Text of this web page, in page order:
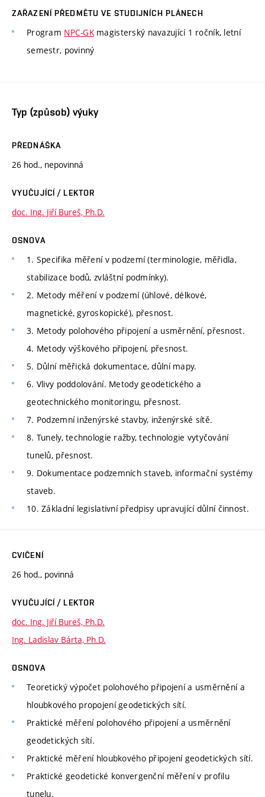
ZAŘAZENÍ PŘEDMĚTU VE STUDIJNÍCH PLÁNECH
Program NPC-GKmagisterský navazující 1 ročník, letní
semestr, povinný
Typ (způsob) výuky
PŘEDNÁŠKA
26 hod., nepovinná
VYUČUJÍCÍ / LEKTOR
doc. Ing. Jiří Bureš, Ph.D.
OSNOVA
1. Specifika měření v podzemí (terminologie, měřidla,
stabilizace bodů, zvláštní podmínky).
2. Metody měření v podzemí (úhlové, délkové,
magnetické, gyroskopické), přesnost.
3. Metody polohového připojení a usměrnění, přesnost.
4. Metody výškového připojení, přesnost.
5. Důlní měřická dokumentace, důlní mapy.
6. Vlivy poddolování. Metody geodetického a
geotechnického monitoringu, přesnost.
7. Podzemní inženýrské stavby, inženýrské sítě.
8. Tunely, technologie ražby, technologie vytyčování
tunelů, přesnost.
9. Dokumentace podzemních staveb, informační systémy
staveb.
10. Základní legislativní předpisy upravující důlní činnost.
CVIČENÍ
26 hod., povinná
VYUČUJÍCÍ / LEKTOR
doc. Ing. Jiří Bureš, Ph.D.
Ing. Ladislav Bárta, Ph.D.
OSNOVA
Teoretický výpočet polohového připojení a usměrnění a
hloubkového propojení geodetických sítí.
Praktické měření polohového připojení a usměrnění
geodetických sítí.
Praktické měření hloubkového připojení geodetických sítí.
Praktické geodetické konvergenční měření v profilu
tunelu.